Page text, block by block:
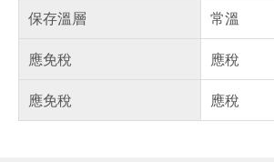
保存溫層
常溫
應免稅
應稅
應免稅
應稅